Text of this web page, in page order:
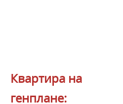
Квартира на
генплане: